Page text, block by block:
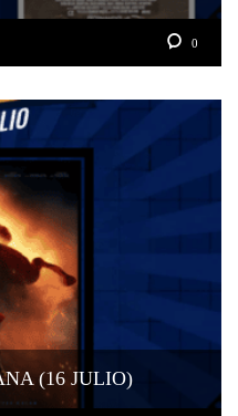
0
(16 JULIO)